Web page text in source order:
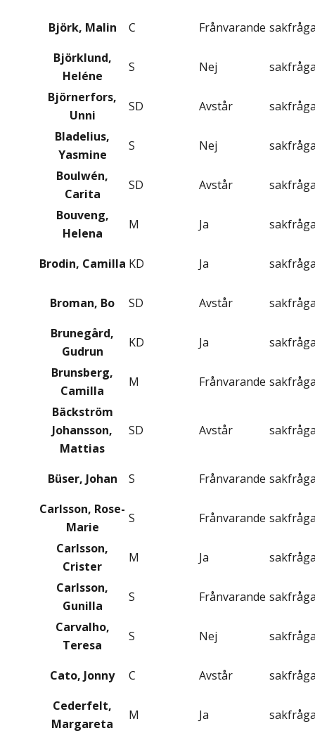
Björk, Malin C Frånvarande
Björklund,
Heléne
S Nej
Björnerfors,
Unni
SD Avstår
Bladelius,
Yasmine
S Nej
Boulwén,
Carita
SD Avstår
Bouveng,
Helena
M Ja
Brodin, Camilla KD Ja
Broman, Bo SD Avstår
Brunegård,
Gudrun
KD Ja
Brunsberg,
Camilla
M Frånvarande
Bäckström
Johansson,
Mattias
SD Avstår
Büser, Johan S Frånvarande
Carlsson, Rose-
Marie
S Frånvarande
Carlsson,
Crister
M Ja
Carlsson,
Gunilla
S Frånvarande
Carvalho,
Teresa
S Nej
Cato, Jonny C Avstår
Cederfelt,
Margareta
M Ja